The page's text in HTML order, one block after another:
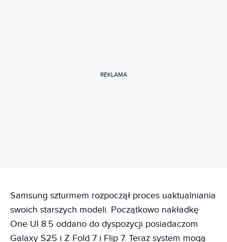
REKLAMA
Samsung szturmem rozpoczął proces uaktualniania
swoich starszych modeli. Początkowo nakładkę
One UI 8.5 oddano do dyspozycji posiadaczom
Galaxy S25 i Z Fold 7 i Flip 7. Teraz system mogą